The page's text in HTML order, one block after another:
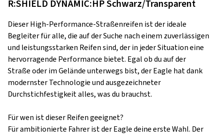
R:SHIELD DYNAMIC:HP Schwarz/Transparent
Dieser High-Performance-Straßenreifen ist der ideale
Begleiter für alle, die auf der Suche nach einem zuverlässigen
und leistungsstarken Reifen sind, der in jeder Situation eine
hervorragende Performance bietet. Egal ob du auf der
Straße oder im Gelände unterwegs bist, der Eagle hat dank
modernster Technologie und ausgezeichneter
Durchstichfestigkeit alles, was du brauchst.
Für wen ist dieser Reifen geeignet?
Für ambitionierte Fahrer ist der Eagle deine erste Wahl. Der